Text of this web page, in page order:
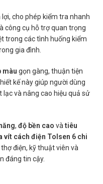
lợi, cho phép kiểm tra nhanh
công cụ hỗ trợ quan trọng
trong các tình huống kiểm
gia đình.
màu gọn gàng, thuận tiện
kế này giúp người dùng
lạc và nâng cao hiệu quả sử
, độ bền cao vàtiêu
vít cách điện Tolsen 6 chi
điện, kỹ thuật viên và
đáng tin cậy.